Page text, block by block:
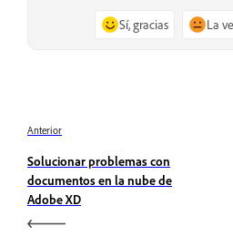
Sí, gracias La
Anterior
Solucionar problemas con
documentos en la nube de
Adobe XD